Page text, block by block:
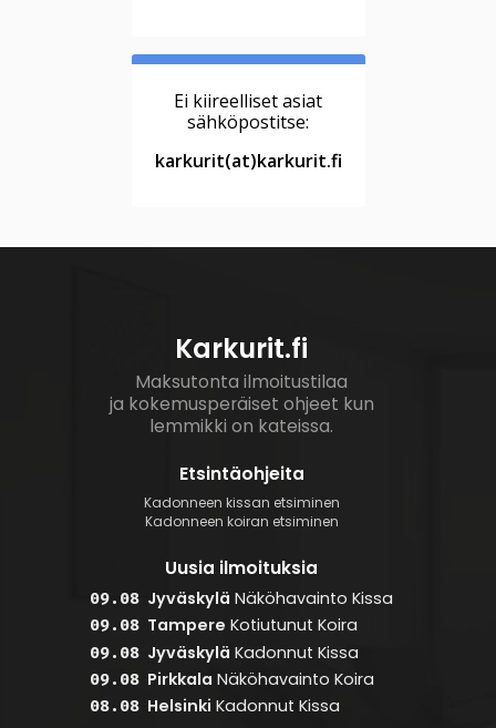
Ei kiireelliset asiat
sähköpostitse:
karkurit(at)karkurit.fi
Karkurit.fi
Maksutonta ilmoitustilaa
ja kokemusperäiset ohjeet kun
lemmikki on kateissa.
Etsintäohjeita
Kadonneen kissan etsiminen
Kadonneen koiran etsiminen
Uusia ilmoituksia
09.08 Jyväskylä Näköhavainto Kissa
09.08 Tampere Kotiutunut Koira
09.08 Jyväskylä Kadonnut Kissa
09.08 Pirkkala Näköhavainto Koira
08.08 Helsinki Kadonnut Kissa